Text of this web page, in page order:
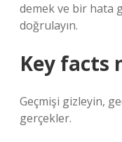
demek ve bir hata
doğrulayın.
Key facts
Geçmişi gizleyin,
gerçekler.